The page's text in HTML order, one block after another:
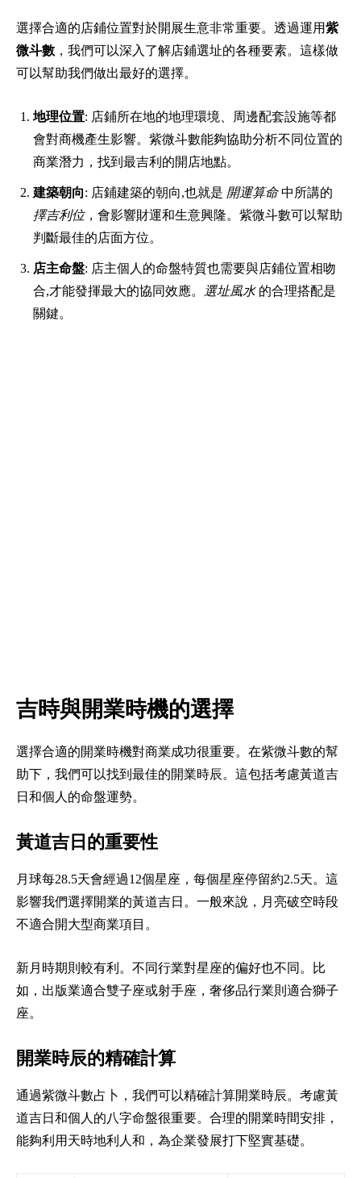
選擇合適的店鋪位置對於開展生意非常重要。透過運用紫
微斗數 ，我們可以深入了解店鋪選址的各種要素。這樣做
可以幫助我們做出最好的選擇。
地理位置: 店鋪所在地的地理環境、周邊配套設施等都
會對商機產生影響。紫微斗數能夠協助分析不同位置的
商業潛力，找到最吉利的開店地點。
建築朝向: 店鋪建築的朝向,也就是 開運算命中所講的
擇吉利位，會影響財運和生意興隆。紫微斗數可以幫助
判斷最佳的店面方位。
店主命盤: 店主個人的命盤特質也需要與店鋪位置相吻
合,才能發揮最大的協同效應。
選址風水的合理搭配是
關鍵。
吉時與開業時機的選擇
選擇合適的開業時機對商業成功很重要。在紫微斗數的幫
助下，我們可以找到最佳的開業時辰。這包括考慮黃道吉
日和個人的命盤運勢。
黃道吉日的重要性
月球每28.5天會經過12個星座，每個星座停留約2.5天。這
影響我們選擇開業的黃道吉日。一般來說，月亮破空時段
不適合開大型商業項目。
新月時期則較有利。不同行業對星座的偏好也不同。比
如，出版業適合雙子座或射手座，奢侈品行業則適合獅子
座。
開業時辰的精確計算
通過紫微斗數占卜，我們可以精確計算開業時辰。考慮黃
道吉日和個人的八字命盤很重要。合理的開業時間安排，
能夠利用天時地利人和，為企業發展打下堅實基礎。